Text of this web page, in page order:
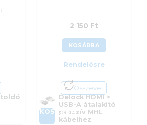
toldó
2 150 Ft
KOSÁRBA
Rendelésre
Összevet
KOSÁRBA
Delock HDMI >
USB-A átalakító
passzív MHL
kábelhez